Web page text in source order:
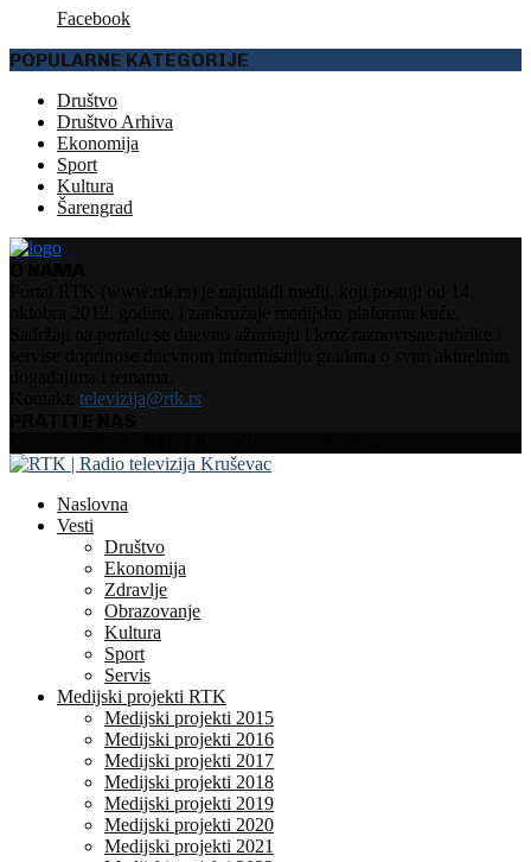
Facebook
POPULARNE KATEGORIJE
Društvo
Društvo Arhiva
Ekonomija
Sport
Kultura
Šarengrad
televizija@rtk.rs
Naslovna
Vesti
Društvo
Ekonomija
Zdravlje
Obrazovanje
Kultura
Sport
Servis
Medijski projekti RTK
Medijski projekti 2015
Medijski projekti 2016
Medijski projekti 2017
Medijski projekti 2018
Medijski projekti 2019
Medijski projekti 2020
Medijski projekti 2021